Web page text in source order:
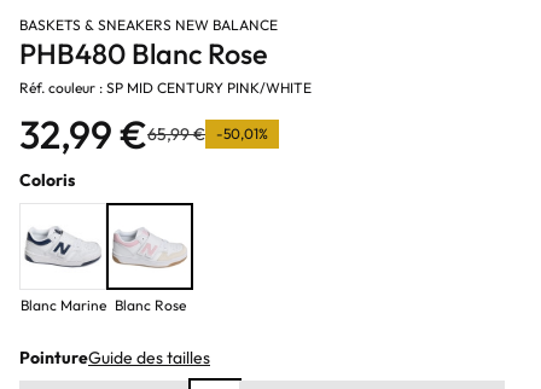
BASKETS & SNEAKERS NEW BALANCE
PHB480 Blanc Rose
Réf. couleur : SP MID CENTURY PINK/WHITE
32,99 €65,99 € -50,01%
Coloris
Blanc Marine Blanc Rose
PointureGuide des tailles